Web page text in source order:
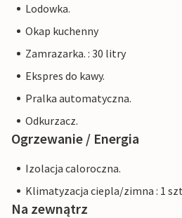
Lodowka.
Okap kuchenny
Zamrazarka. : 30 litry
Ekspres do kawy.
Pralka automatyczna.
Odkurzacz.
Ogrzewanie / Energia
Izolacja caloroczna.
Klimatyzacja ciepla/zimna : 1
Na zewnątrz